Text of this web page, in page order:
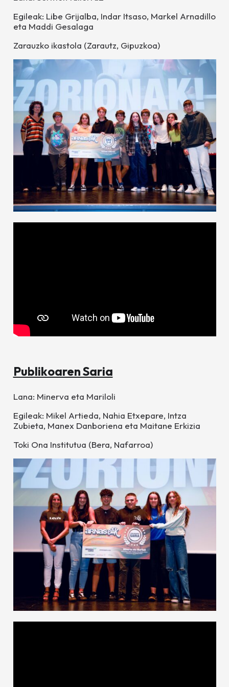
Egileak: Libe Grijalba, Indar Itsaso, Markel Arnadillo
eta Maddi Gesalaga
Zarauzko ikastola (Zarautz, Gipuzkoa)
Publikoaren Saria
Lana: Minerva eta Mariloli
Egileak: Mikel Artieda, Nahia Etxepare, Intza
Zubieta, Manex Danboriena eta Maitane Erkizia
Toki Ona Institutua (Bera, Nafarroa)